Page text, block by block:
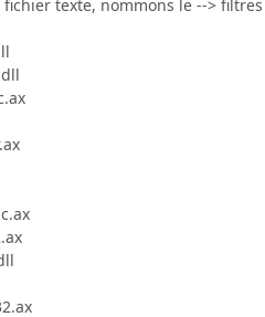
texte, nommons le --> filtres